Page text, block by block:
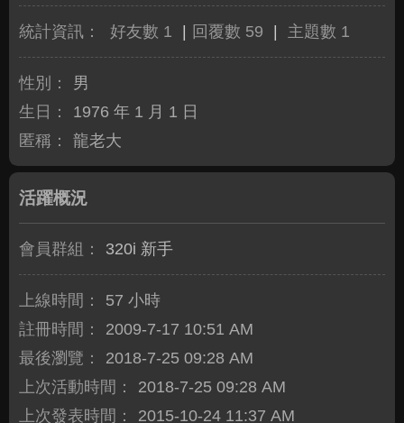
統計資訊： 好友數 1 回覆數 59 主題數 1
性別：
男
生日：
1976 年 1 月 1 日
匿稱：
龍老大
活躍概況
會員群組： 320i 新手
上線時間：
57 小時
註冊時間：
2009-7-17 10:51 AM
最後瀏覽：
2018-7-25 09:28 AM
上次活動時間：
2018-7-25 09:28 AM
上次發表時間：
2015-10-24 11:37 AM